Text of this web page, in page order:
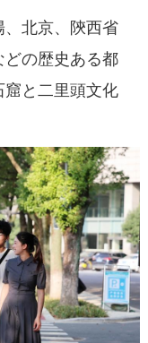
北京、陝西省
の歴史ある都
と二里頭文化